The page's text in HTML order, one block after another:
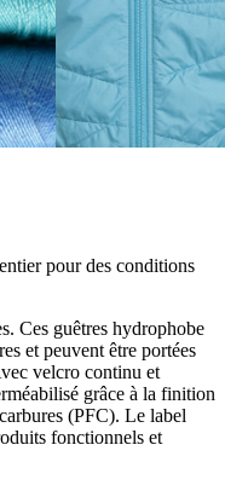
pour des conditions
Ces guêtres hydrophobe
et peuvent être portées
velcro continu et
grâce à la finition
(PFC). Le label
fonctionnels et